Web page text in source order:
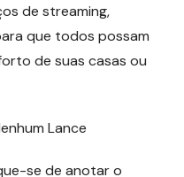
de streaming,
que todos possam
de suas casas ou
Lance
se de anotar o